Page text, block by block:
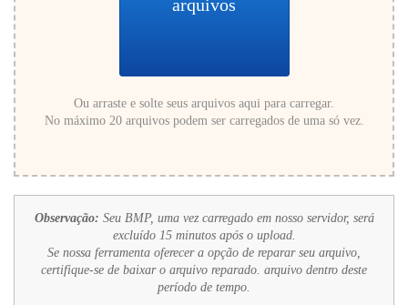
arquivos
Ou arraste e solte seus arquivos aqui para carregar.
No máximo 20 arquivos podem ser carregados de uma só vez.
Observação: Seu BMP, uma vez carregado em nosso servidor, será
excluído 15 minutos após o upload.
Se nossa ferramenta oferecer a opção de reparar seu arquivo,
certifique-se de baixar o arquivo reparado. arquivo dentro deste
período de tempo.